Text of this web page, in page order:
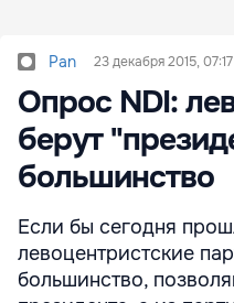
Pan 23 декабря 2015, 07:17
Опрос NDI:
берут
большинство
Если бы сегодня
левоцентристские
большинство,